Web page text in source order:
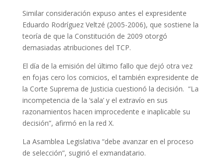
Similar consideración expuso antes el expresidente
Eduardo Rodríguez Veltzé (2005-2006), que sostiene la
teoría de que la Constitución de 2009 otorgó
demasiadas atribuciones del TCP.
El día de la emisión del último fallo que dejó otra vez
en fojas cero los comicios, el también expresidente de
la Corte Suprema de Justicia cuestionó la decisión. “La
incompetencia de la ‘sala’ y el extravío en sus
razonamientos hacen improcedente e inaplicable su
decisión”, afirmó en la red X.
La Asamblea Legislativa “debe avanzar en el proceso
de selección”, sugirió el exmandatario.